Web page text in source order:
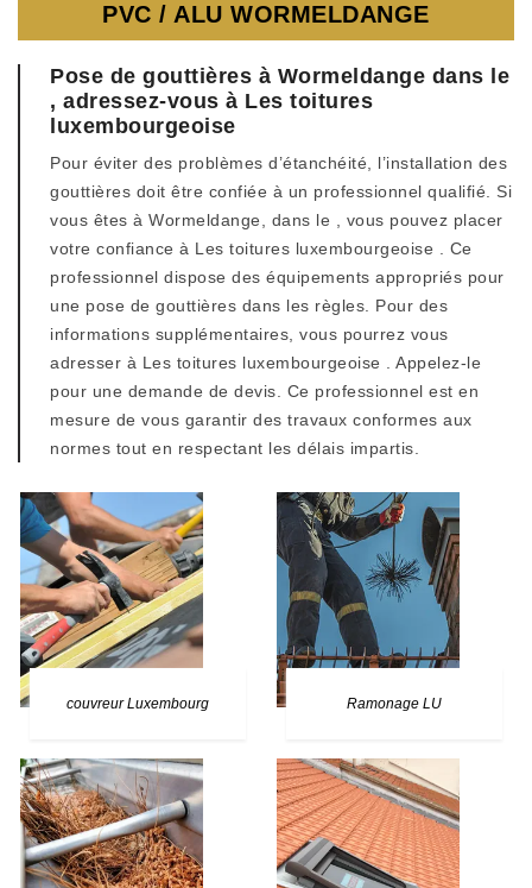
PVC / ALU WORMELDANGE
Pose de gouttières à Wormeldange dans le
, adressez-vous à Les toitures
luxembourgeoise
Pour éviter des problèmes d’étanchéité, l’installation des
gouttières doit être confiée à un professionnel qualifié. Si
vous êtes à Wormeldange, dans le , vous pouvez placer
votre confiance à Les toitures luxembourgeoise . Ce
professionnel dispose des équipements appropriés pour
une pose de gouttières dans les règles. Pour des
informations supplémentaires, vous pourrez vous
adresser à Les toitures luxembourgeoise . Appelez-le
pour une demande de devis. Ce professionnel est en
mesure de vous garantir des travaux conformes aux
normes tout en respectant les délais impartis.
couvreur Luxembourg Ramonage LU